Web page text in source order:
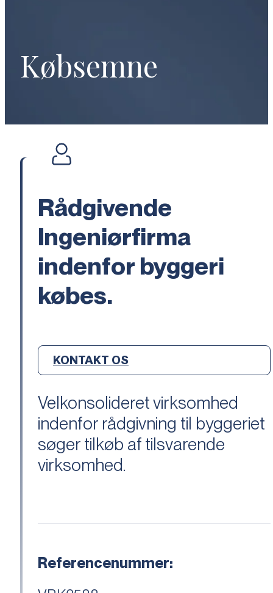
Købsemne
Rådgivende
Ingeniørfirma
indenfor byggeri
købes.
KONTAKT OS
Velkonsolideret virksomhed
indenfor rådgivning til byggeriet
søger tilkøb af tilsvarende
virksomhed.
Referencenummer: